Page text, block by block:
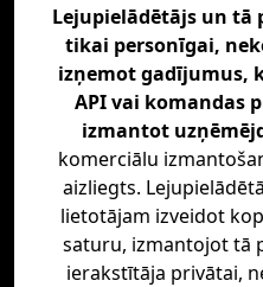
Lejupielādētājs un
tikai personīgai,
izņemot gadījumus,
API vai komandas
izmantot
komerciālu
aizliegts.
lietotājam izveidot
saturu, izmantojot tā
ierakstītāja privātai,